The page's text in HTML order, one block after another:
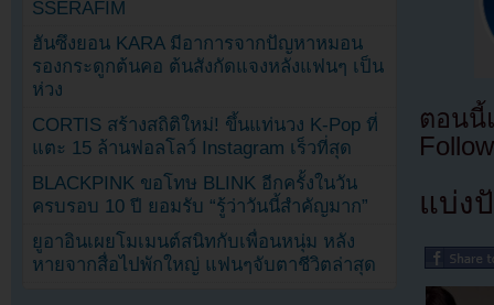
ตอนนี้
แบ่ง
SSERAFIM
ฮันซึงยอน KARA มีอาการจากปัญหาหมอน
รองกระดูกต้นคอ ต้นสังกัดแจงหลังแฟนๆ เป็น
ห่วง
CORTIS สร้างสถิติใหม่! ขึ้นแท่นวง K-Pop ที่
แตะ 15 ล้านฟอลโลว์ Instagram เร็วที่สุด
BLACKPINK ขอโทษ BLINK อีกครั้งในวัน
ครบรอบ 10 ปี ยอมรับ “รู้ว่าวันนี้สำคัญมาก”
ยูอาอินเผยโมเมนต์สนิทกับเพื่อนหนุ่ม หลัง
หายจากสื่อไปพักใหญ่ แฟนๆจับตาชีวิตล่าสุด